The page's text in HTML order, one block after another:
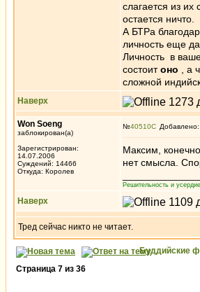
слагается из
остается ничто.
А БТРа
личность еще
Личность в
состоитоно
, а
сложной
Наверх
Won Soeng
заблокирован(а)
Зарегистрирован:
14.07.2006
Суждений: 14466
Откуда: Королев
№40510
Максим,
нет смысла.
Решительность и
Наверх
Тред сейчас никто не читает.
Буддийские
Страница 7 из 36